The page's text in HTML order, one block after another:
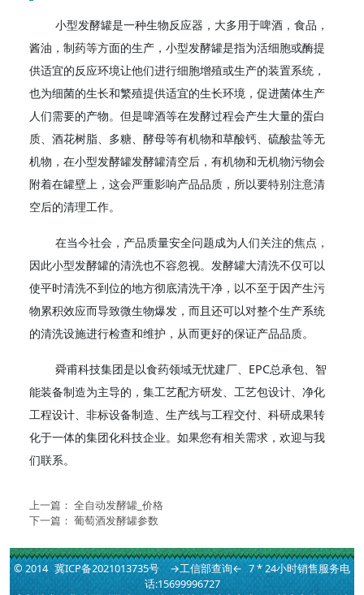
小型发酵罐是一种生物反应器，大多用于啤酒，食品，
酱油，制药等方面的生产，小型发酵罐是指为活细胞或酶提
供适宜的反应环境让他们进行细胞增殖或生产的装置系统，
也为细菌的生长和繁殖提供适宜的生长环境，促进菌体生产
人们需要的产物。但是啤酒等在发酵过程会产生大量的蛋白
质、酒花树脂、多糖、酵母等有机物和草酸钙、硫酸盐等无
机物，在小型发酵罐发酵罐清空后，有机物和无机物污物会
附着在罐壁上，这会严重影响产品品质，所以要特别注意清
空后的清理工作。
在当今社会，产品质量安全问题成为人们关注的焦点，
因此小型发酵罐的清洗也不容忽视。发酵罐大清洗不仅可以
使平时清洗不到位的地方彻底清洗干净，以不至于因产生污
物累积效应而导致微生物爆发，而且还可以对整个生产系统
的清洗设施进行检查和维护，从而更好的保证产品品质。
舜甫科技集团是以食药领域无忧建厂、EPC总承包、智
能装备制造为主导的，集工艺配方研发、工艺包设计、净化
工程设计、非标设备制造、生产线与工程交付、科研成果转
化于一体的集团化科技企业。如果您有相关需求，欢迎与我
们联系。
上一篇： 全自动发酵罐_价格
下一篇： 葡萄酒发酵罐参数
© 2014 冀ICP备2021013735号 →工信部查询← 7 * 24小时销售服务电
话:15699996727